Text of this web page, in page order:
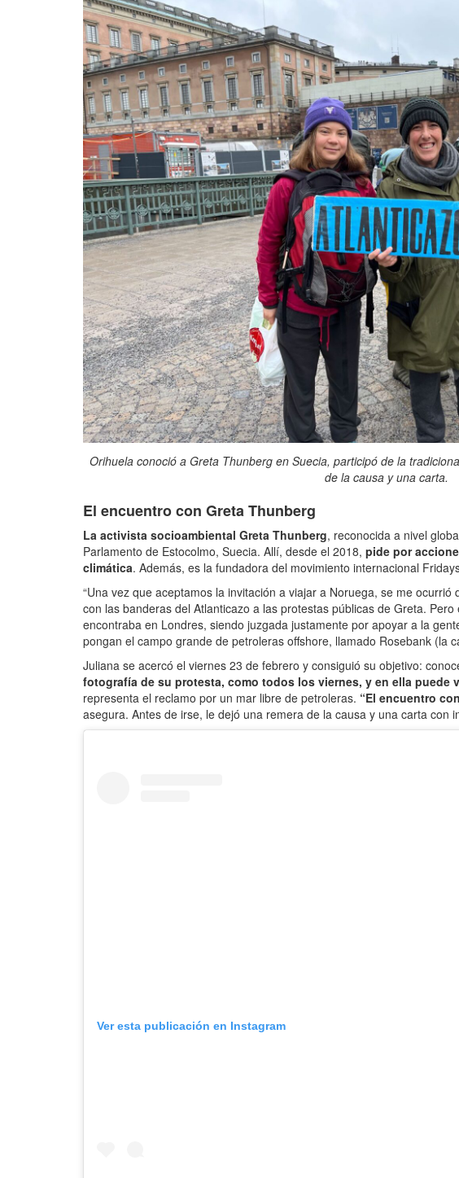
Orihuela conoció a Greta Thunberg en Suecia, participó de la
de la causa y una carta.
El encuentro con Greta Thunberg
La activista socioambiental Greta Thunberg, reconocida a nivel
Parlamento de Estocolmo, Suecia. Allí, desde el 2018, pide por
climática. Además, es la fundadora del movimiento internacional
“Una vez que aceptamos la invitación a viajar a Noruega, se me
con las banderas del Atlanticazo a las protestas públicas de Greta.
encontraba en Londres, siendo juzgada justamente por apoyar a la
pongan el campo grande de petroleras offshore, llamado Rosebank (la
Juliana se acercó el viernes 23 de febrero y consiguió su objetivo:
fotografía de su protesta, como todos los viernes, y en ella puede
representa el reclamo por un mar libre de petroleras. “El encuentro
asegura. Antes de irse, le dejó una remera de la causa y una carta con
Ver esta publicación en Instagram